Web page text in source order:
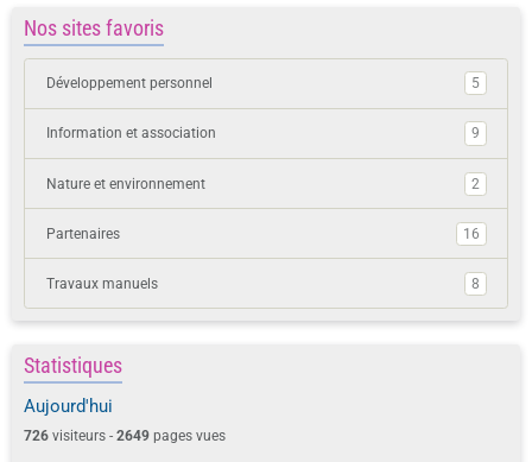
Nos sites favoris
Développement personnel 5
Information et association 9
Nature et environnement 2
Partenaires 16
Travaux manuels 8
Statistiques
Aujourd'hui
726 visiteurs - 2649 pages vues